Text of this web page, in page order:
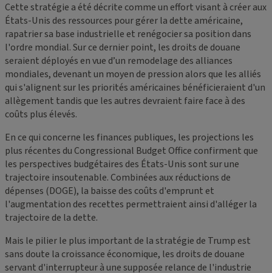
Cette stratégie a été décrite comme un effort visant à créer aux
États-Unis des ressources pour gérer la dette américaine,
rapatrier sa base industrielle et renégocier sa position dans
l'ordre mondial. Sur ce dernier point, les droits de douane
seraient déployés en vue d’un remodelage des alliances
mondiales, devenant un moyen de pression alors que les alliés
qui s'alignent sur les priorités américaines bénéficieraient d'un
allègement tandis que les autres devraient faire face à des
coûts plus élevés.
En ce qui concerne les finances publiques, les projections les
plus récentes du Congressional Budget Office confirment que
les perspectives budgétaires des États-Unis sont sur une
trajectoire insoutenable. Combinées aux réductions de
dépenses (DOGE), la baisse des coûts d'emprunt et
l'augmentation des recettes permettraient ainsi d'alléger la
trajectoire de la dette.
Mais le pilier le plus important de la stratégie de Trump est
sans doute la croissance économique, les droits de douane
servant d'interrupteur à une supposée relance de l'industrie